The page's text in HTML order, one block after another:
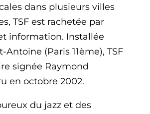
dans plusieurs villes
TSF est rachetée par
information. Installée
(Paris 11ème), TSF
signée Raymond
en octobre 2002.
du jazz et des